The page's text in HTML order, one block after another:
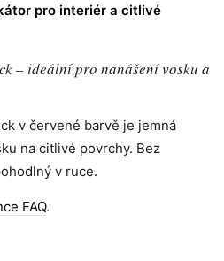
pro interiér a citlivé
– ideální pro nanášení vosku a
v červené barvě je jemná
na citlivé povrchy. Bez
v ruce.
FAQ.